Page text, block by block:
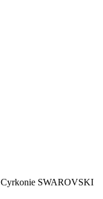
Cyrkonie SWAROVSKI